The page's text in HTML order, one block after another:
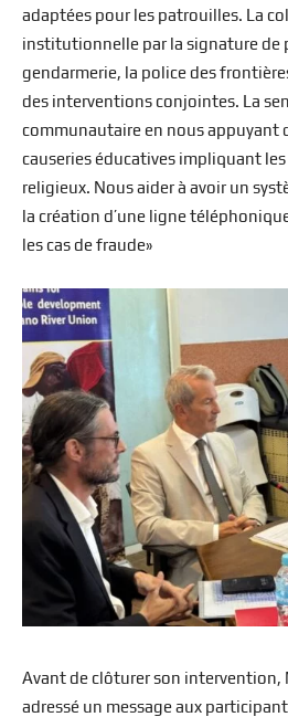
adaptées pour les patrouilles. La
institutionnelle par la signature de
gendarmerie, la police des
des interventions conjointes. La
communautaire en nous appuyant
causeries éducatives impliquant
religieux. Nous aider à avoir un
la création d’une ligne
les cas de fraude»
Avant de clôturer son intervention,
adressé un message aux